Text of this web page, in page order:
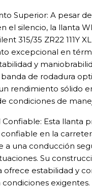
Superior: A pesar
el silencio, la llanta
315/35 ZR22 111Y
excepcional en
y
de rodadura
rendimiento sólido
condiciones de
Confiable: Esta llanta
en la
a una conducción
Su
ofrece estabilidad y
condiciones exigentes.